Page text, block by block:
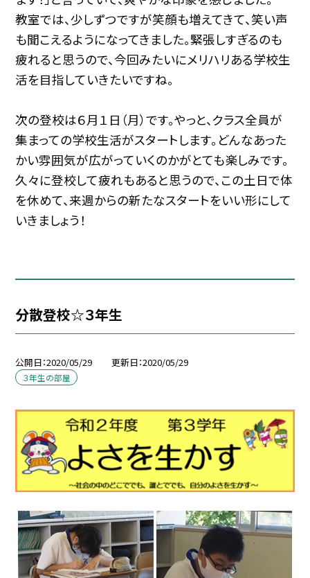
教室では、少しずつですが笑顔も増えてきて、笑い声
も聞こえるようになってきました。緊張しすぎるのも
疲れると思うので、今回みたいにメリハリある学校生
活を目指していきたいですね。
次の登校は６月１日（月）です。やっと、クラス全員が
集まっての学校生活がスタートします。どんなあった
かい雰囲気が広がっていくのかがとても楽しみです。
久々に登校して疲れもあると思うので、この土日で体
を休めて、来週からの新たなスタートをいい形にして
いきましょう！
分散登校☆３年生
公開日 2020/05/29 更新日 2020/05/29
３年生の部屋